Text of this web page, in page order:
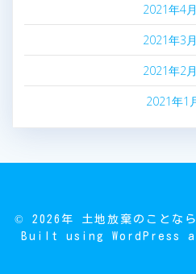
2021年4月
2021年3月
2021年2月
2021年1
© 2026年 土地放棄のことな
Built using WordPress